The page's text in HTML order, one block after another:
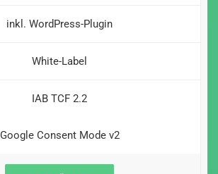
inkl. WordPress-Plugin
White-Label
IAB TCF 2.2
Google Consent Mode v2